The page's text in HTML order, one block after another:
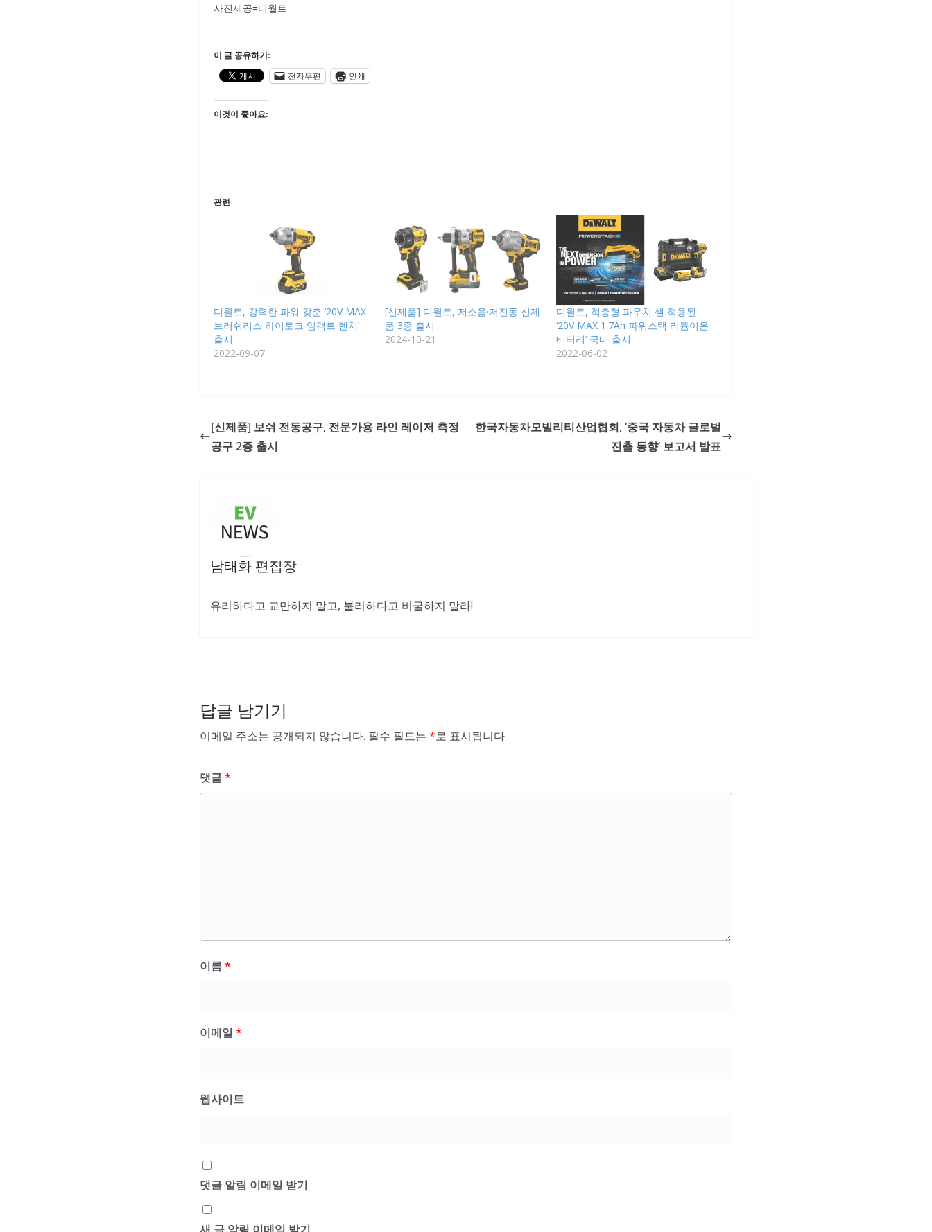
사진제공=디월트
이 글 공유하기:
전자우편
인쇄
이것이 좋아요:
관련
디월트, 강력한 파워 갖춘 ‘20V MAX
브러쉬리스 하이토크 임팩트 렌치’
출시
2022-09-07
[신제품] 디월트, 저소음·저진동 신제
품 3종 출시
2024-10-21
디월트, 적층형 파우치 셀 적용된
‘20V MAX 1.7Ah 파워스택 리튬이온
배터리’ 국내 출시
2022-06-02
[신제품] 보쉬 전동공구, 전문가용 라인 레이저 측정
공구 2종 출시
한국자동차모빌리티산업협회, ‘중국 자동차 글로벌
진출 동향’ 보고서 발표
남태화 편집장
유리하다고 교만하지 말고, 불리하다고 비굴하지 말라!
답글 남기기
이메일 주소는 공개되지 않습니다. 필수 필드는 *로 표시됩니다
댓글*
이름*
이메일 *
웹사이트
댓글 알림 이메일 받기